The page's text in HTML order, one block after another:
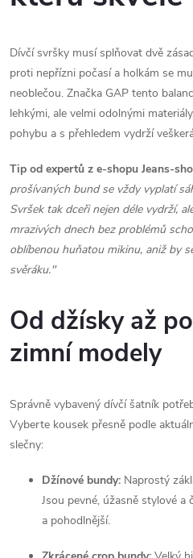
p
r
v
k
y
v
ý
i
s
o
á
n
í
Dívčí svršky musí splňovat dvě
proti nepřízni počasí a holkám se
neoblečou. Značka GAP tento
lehkými, ale velmi odolnými
pohybu a s přehledem vydrží
Tip od expertů z e-shopu Jeans-
prošívaných bund se vždy vyplatí
Svršek tak dceři nejen déle vydrží,
mrazivých dnech bez problémů
oblíbenou huňatou mikinu, aniž by
svěráku."
Od džísky až
zimní modely
Správně vybavený dívčí šatník
Vyberte kousek přesně podle
slečny:
Džínové bundy: Naprostý
Jsou pevné, úžasně stylové
a pohodlnější.